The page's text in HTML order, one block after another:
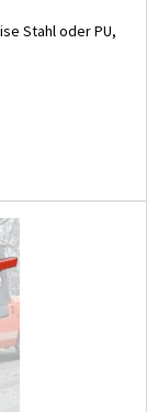
Stahl oder PU,